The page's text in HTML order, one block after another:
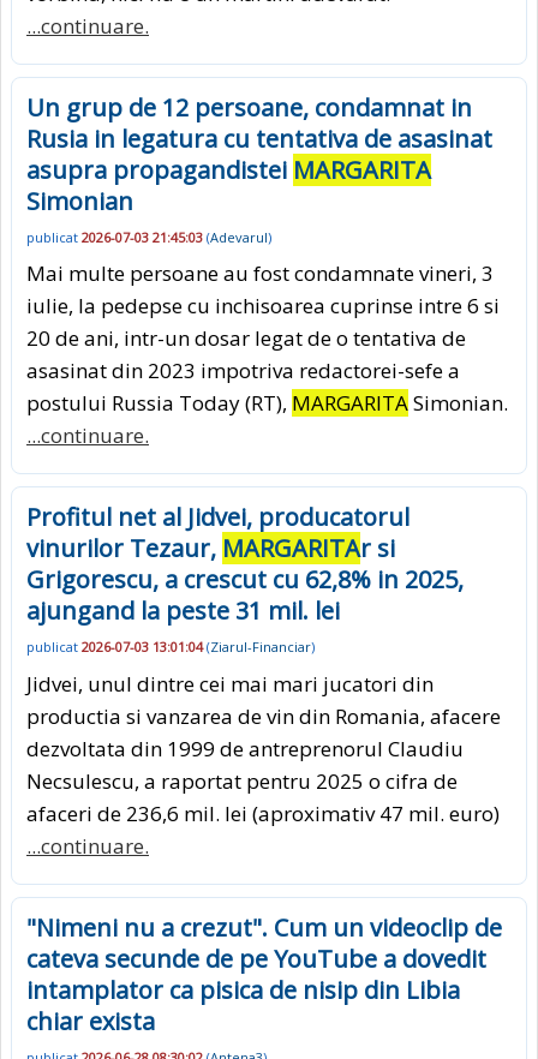
...continuare.
Un grup de 12 persoane, condamnat in
Rusia in legatura cu tentativa de asasinat
asupra propagandistei MARGARITA
Simonian
publicat 2026-07-03 21:45:03 (Adevarul)
Mai multe persoane au fost condamnate vineri, 3
iulie, la pedepse cu inchisoarea cuprinse intre 6 si
20 de ani, intr-un dosar legat de o tentativa de
asasinat din 2023 impotriva redactorei-sefe a
postului Russia Today (RT), MARGARITASimonian.
...continuare.
Profitul net al Jidvei, producatorul
vinurilor Tezaur, MARGARITAr si
Grigorescu, a crescut cu 62,8% in 2025,
ajungand la peste 31 mil. lei
publicat 2026-07-03 13:01:04(Ziarul-Financiar)
Jidvei, unul dintre cei mai mari jucatori din
productia si vanzarea de vin din Romania, afacere
dezvoltata din 1999 de antreprenorul Claudiu
Necsulescu, a raportat pentru 2025 o cifra de
afaceri de 236,6 mil. lei (aproximativ 47 mil. euro)
...continuare.
"Nimeni nu a crezut". Cum un videoclip de
cateva secunde de pe YouTube a dovedit
intamplator ca pisica de nisip din Libia
chiar exista